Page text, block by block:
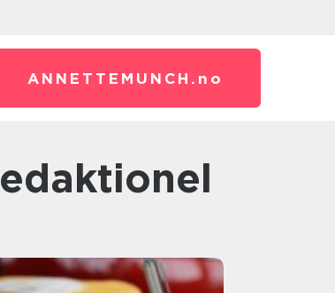
ANNETTEMUNCH. no
redaktionel